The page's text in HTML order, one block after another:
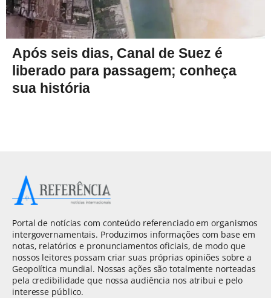
Após seis dias, Canal de Suez é
liberado para passagem; conheça
sua história
Portal de notícias com conteúdo referenciado em organismos
intergovernamentais. Produzimos informações com base em
notas, relatórios e pronunciamentos oficiais, de modo que
nossos leitores possam criar suas próprias opiniões sobre a
Geopolítica mundial. Nossas ações são totalmente norteadas
pela credibilidade que nossa audiência nos atribui e pelo
interesse público.